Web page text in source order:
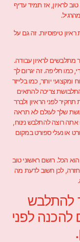
לראיון, אז תמיד עדיף
טיפוסיות. זה גם על
מתלבשים לראיון עבודה.
כמו חליפה. זה יגרום לך
ומקצועי יותר, כמו בלייזר
צריכה להתאים
לפני הראיון ולברר
שלך לעולם לא תראה
אתה רוצה להתלבש נינוח,
או נעלי ספורט במקום
הכל. רושם ראשוני טוב
חזרה, לכן חשוב לדעת מה
להתלבש
להכנה לפני